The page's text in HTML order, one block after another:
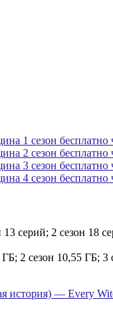
1 сезон бесплатно
2 сезон бесплатно
3 сезон бесплатно
4 сезон бесплатно
13 серий; 2 сезон 18
ГБ; 2 сезон 10,55 ГБ;
история) — Every